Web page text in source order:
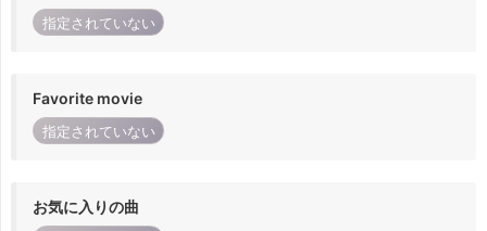
指定されていない
Favorite movie
指定されていない
お気に入りの曲